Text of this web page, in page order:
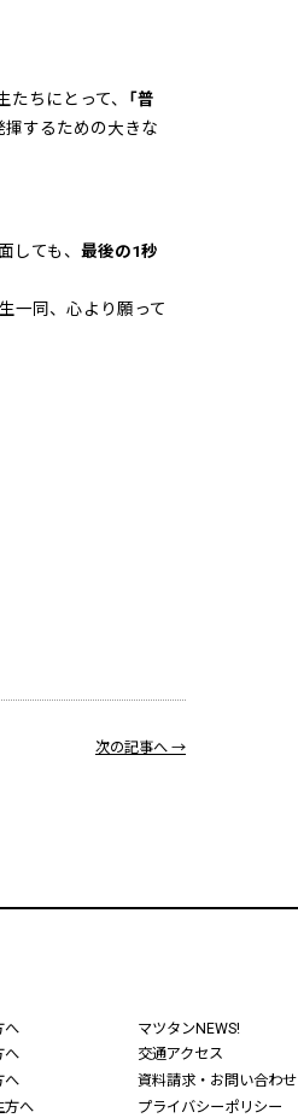
ちにとって、
「普
するための大きな
ても、 最後の1秒
一同、心より願って
次の記事へ →
へ
へ
へ
方へ
マツタンNEWS!
交通アクセス
資料請求・お問い合わせ
プライバシーポリシー